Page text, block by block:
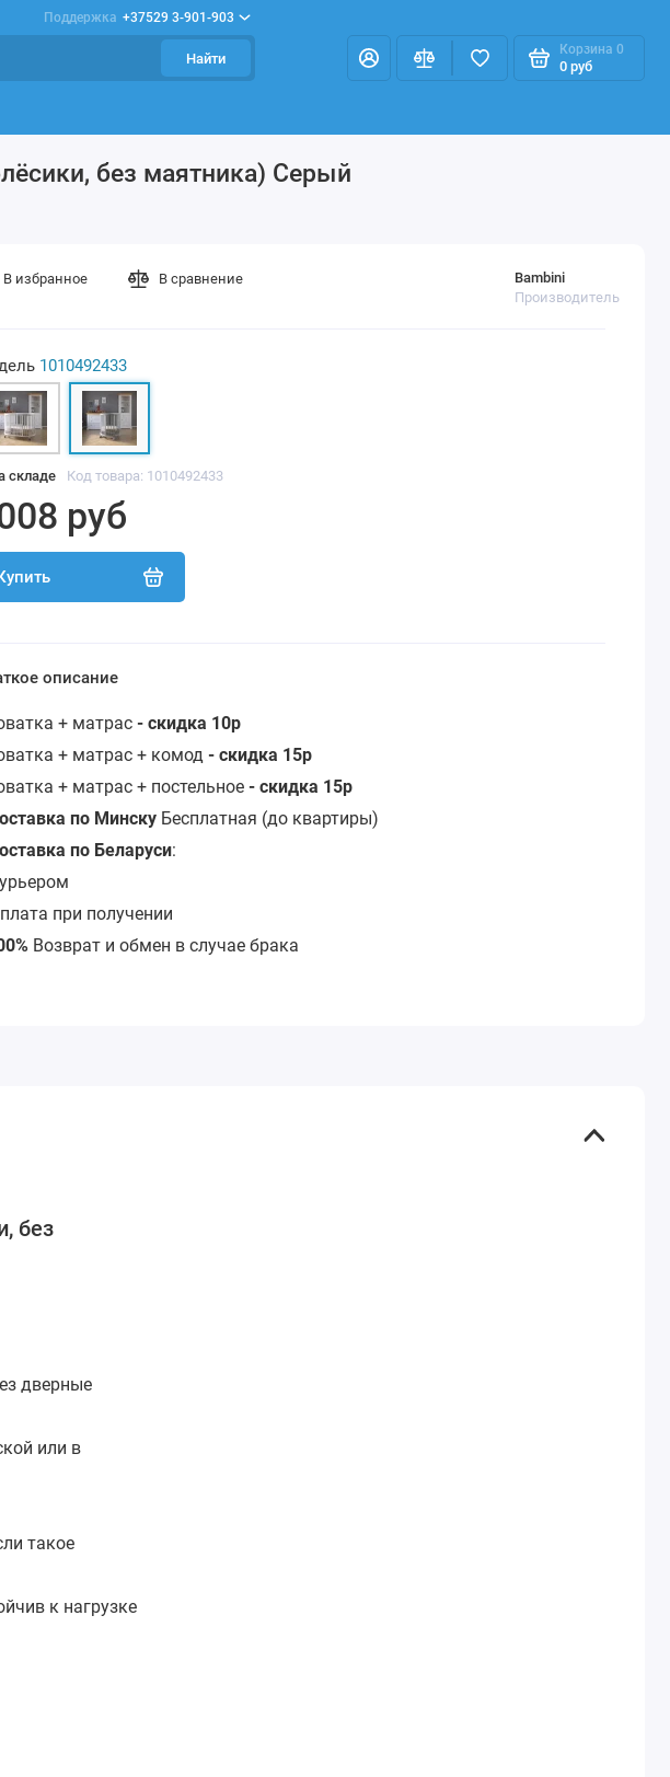
Поддержка +37529 3-901-903
Найти
Корзина 0
0 руб
без маятника) Серый
складе Код товара: 1010492433
Bambini
Производитель
руб
В избранное В сравнение
1010492433
описание
+ матрас - скидка 10р
+ матрас + комод - скидка 15р
+ матрас + постельное - скидка 15р
по МинскуБесплатная (до квартиры)
по Беларуси:
при получении
Возврат и обмен в случае брака
без
дверные
или в
такое
к нагрузке